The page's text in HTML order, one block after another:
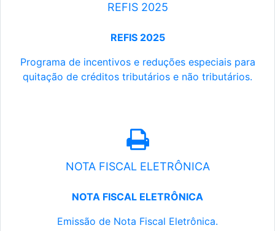
REFIS 2025
REFIS 2025
Programa de incentivos e reduções especiais para
quitação de créditos tributários e não tributários.
NOTA FISCAL ELETRÔNICA
NOTA FISCAL ELETRÔNICA
Emissão de Nota Fiscal Eletrônica.